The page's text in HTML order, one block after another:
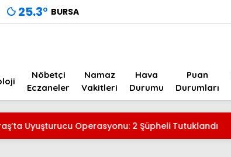
25.3° BURSA
Nöbetçi
Eczaneler
Namaz
Vakitleri
Hava
Durumu
Puan
Durumları
Operasyonu: 2 Şüpheli Tutuklandı